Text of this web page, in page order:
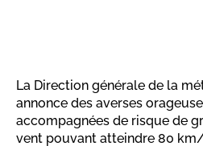
La Direction générale de la
annonce des averses
accompagnées de risque de
vent pouvant atteindre 80